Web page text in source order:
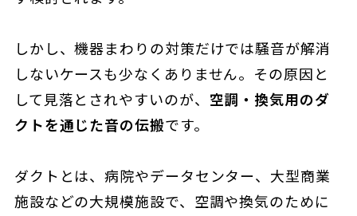
しかし、機器まわりの対策だけでは騒音が解消
しないケースも少なくありません。その原因と
して見落とされやすいのが、 空調・換気用のダ
クトを通じた音の伝搬です。
ダクトとは、病院やデータセンター、大型商業
施設などの大規模施設で、空調や換気のために